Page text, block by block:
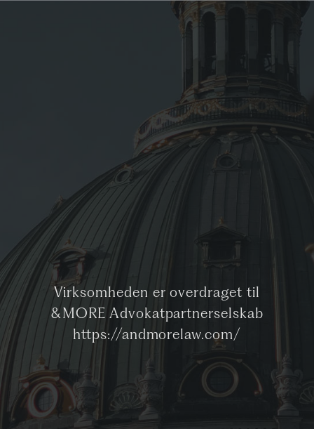
Virksomheden er overdraget til
&MORE Advokatpartnerselskab
https://andmorelaw.com/